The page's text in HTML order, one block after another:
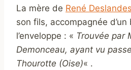
La mère de René Deslandes
son fils, accompagnée
l’enveloppe : « Trouvée par
Demonceau, ayant vu
Thourotte (Oise)« .